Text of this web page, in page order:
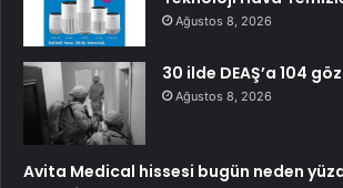
Ağustos 8, 2026
30 ilde DEAŞ’a 104
Ağustos 8, 2026
Avita Medical hissesi bugün neden